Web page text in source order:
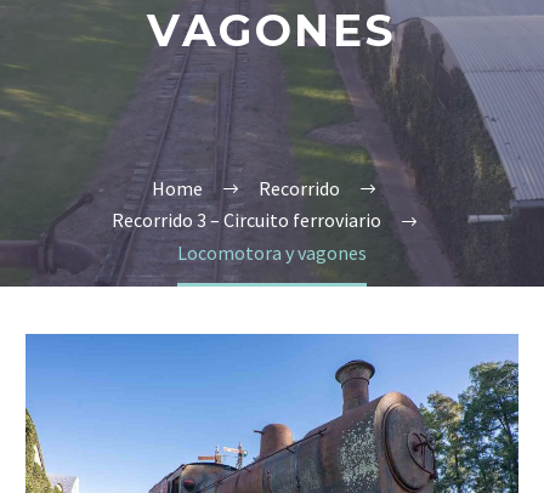
VAGONES
Home
Recorrido
Recorrido 3 – Circuito ferroviario
Locomotora y vagones